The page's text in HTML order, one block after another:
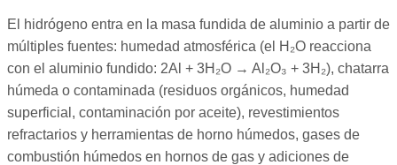
El hidrógeno entra en la masa fundida de aluminio a partir de
múltiples fuentes: humedad atmosférica (el H₂O reacciona
con el aluminio fundido: 2Al + 3H₂O → Al₂O₃ + 3H₂), chatarra
húmeda o contaminada (residuos orgánicos, humedad
superficial, contaminación por aceite), revestimientos
refractarios y herramientas de horno húmedos, gases de
combustión húmedos en hornos de gas y adiciones de